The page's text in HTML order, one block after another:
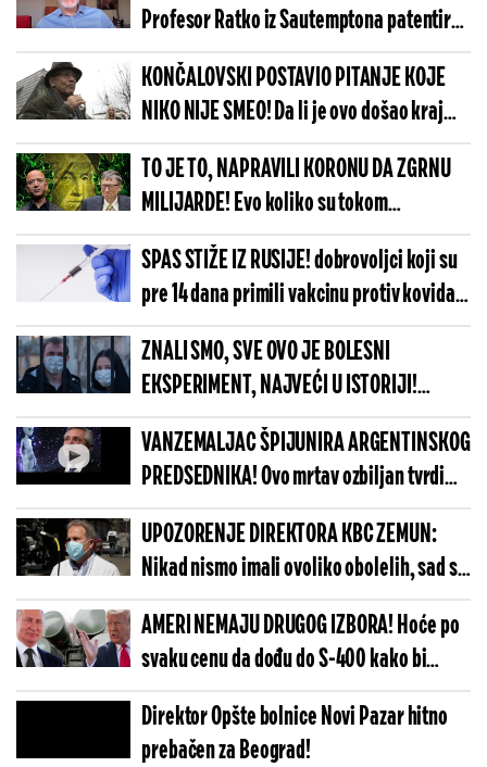
Profesor Ratko iz Sautemptona patentirao
lek koji šanse za oporavak povećava TRI
PUTA!
KONČALOVSKI POSTAVIO PITANJE KOJE
NIKO NIJE SMEO! Da li je ovo došao kraj
ljudske civilizacije?!
TO JE TO, NAPRAVILI KORONU DA ZGRNU
MILIJARDE! Evo koliko su tokom
pandemije dosad zaradili Gejts, Bezos i
njihova ekipa!
SPAS STIŽE IZ RUSIJE! dobrovoljci koji su
pre 14 dana primili vakcinu protiv kovida
19 osećaju se dobro!
ZNALI SMO, SVE OVO JE BOLESNI
EKSPERIMENT, NAJVEĆI U ISTORIJI!
Pandemija smišljena da proveri koliko
smo prilagodljivi, UMREĆE HILJADE,
POLUDEĆE MILIONI LJUDI!
VANZEMALJAC ŠPIJUNIRA ARGENTINSKOG
PREDSEDNIKA! Ovo mrtav ozbiljan tvrdi
čuveni lovac na NLO, a ima i dokaz!
(VIDEO)
UPOZORENJE DIREKTORA KBC ZEMUN:
Nikad nismo imali ovoliko obolelih, sad su
teži slučajevi nego ranije!
AMERI NEMAJU DRUGOG IZBORA! Hoće po
svaku cenu da dođu do S-400 kako bi
mogli DA GA RASTAVE I VIDE KAKO RADI!
Direktor Opšte bolnice Novi Pazar hitno
prebačen za Beograd!